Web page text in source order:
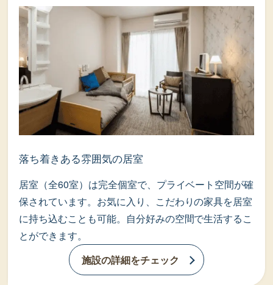
落ち着きある雰囲気の居室
居室（全60室）は完全個室で、プライベート空間が確
保されています。お気に入り、こだわりの家具を居室
に持ち込むことも可能。自分好みの空間で生活するこ
とができます。
施設の詳細をチェック